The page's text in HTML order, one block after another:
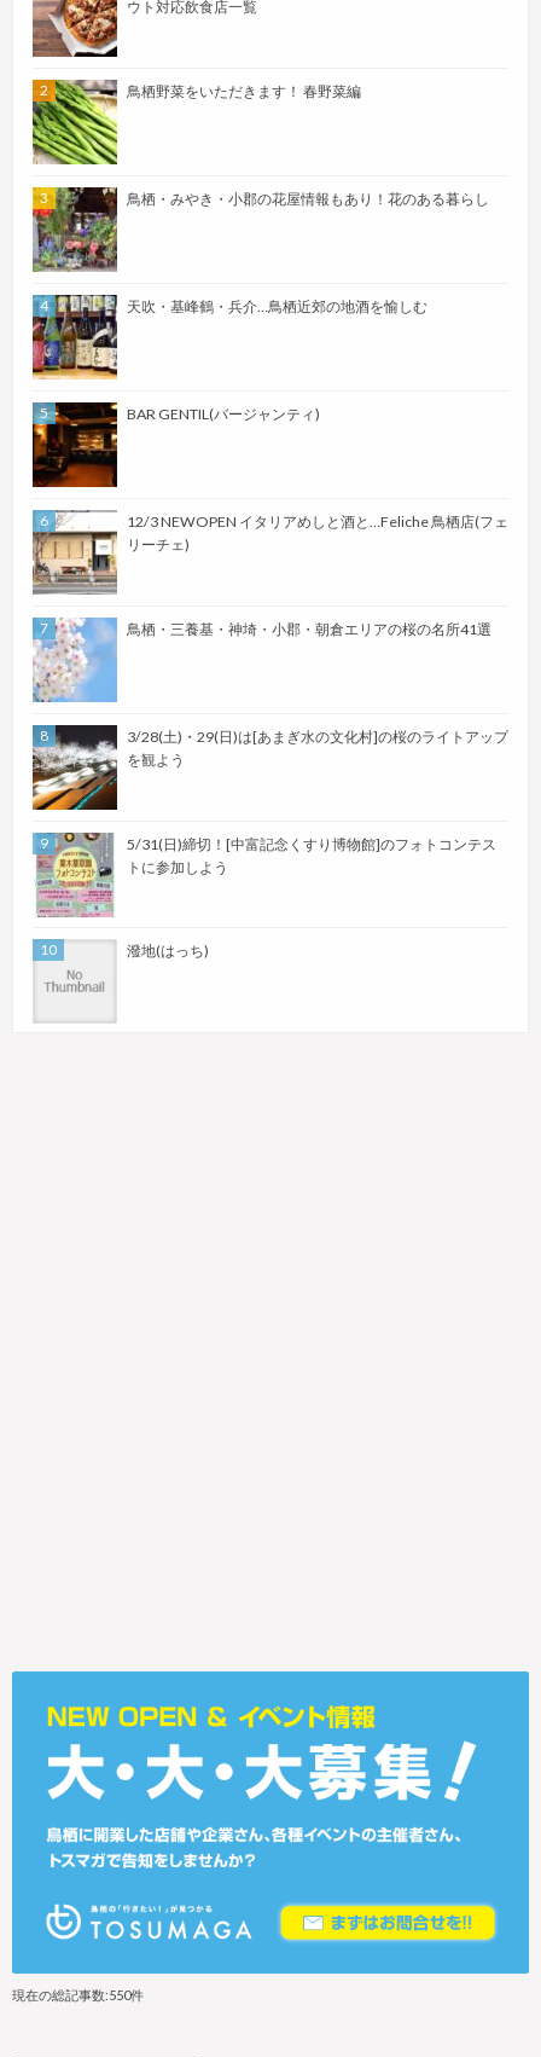
ウト対応飲食店一覧
鳥栖野菜をいただきます！ 春野菜編
鳥栖・みやき・小郡の花屋情報もあり！花のある暮らし
天吹・基峰鶴・兵介…鳥栖近郊の地酒を愉しむ
BAR GENTIL(バージャンティ)
12/3 NEWOPEN イタリアめしと酒と…Feliche 鳥栖店(フェ
リーチェ)
鳥栖・三養基・神埼・小郡・朝倉エリアの桜の名所41選
3/28(土)・29(日)は[あまぎ水の文化村]の桜のライトアップ
を観よう
5/31(日)締切！[中富記念くすり博物館]のフォトコンテス
トに参加しよう
潑地(はっち)
現在の総記事数:550件